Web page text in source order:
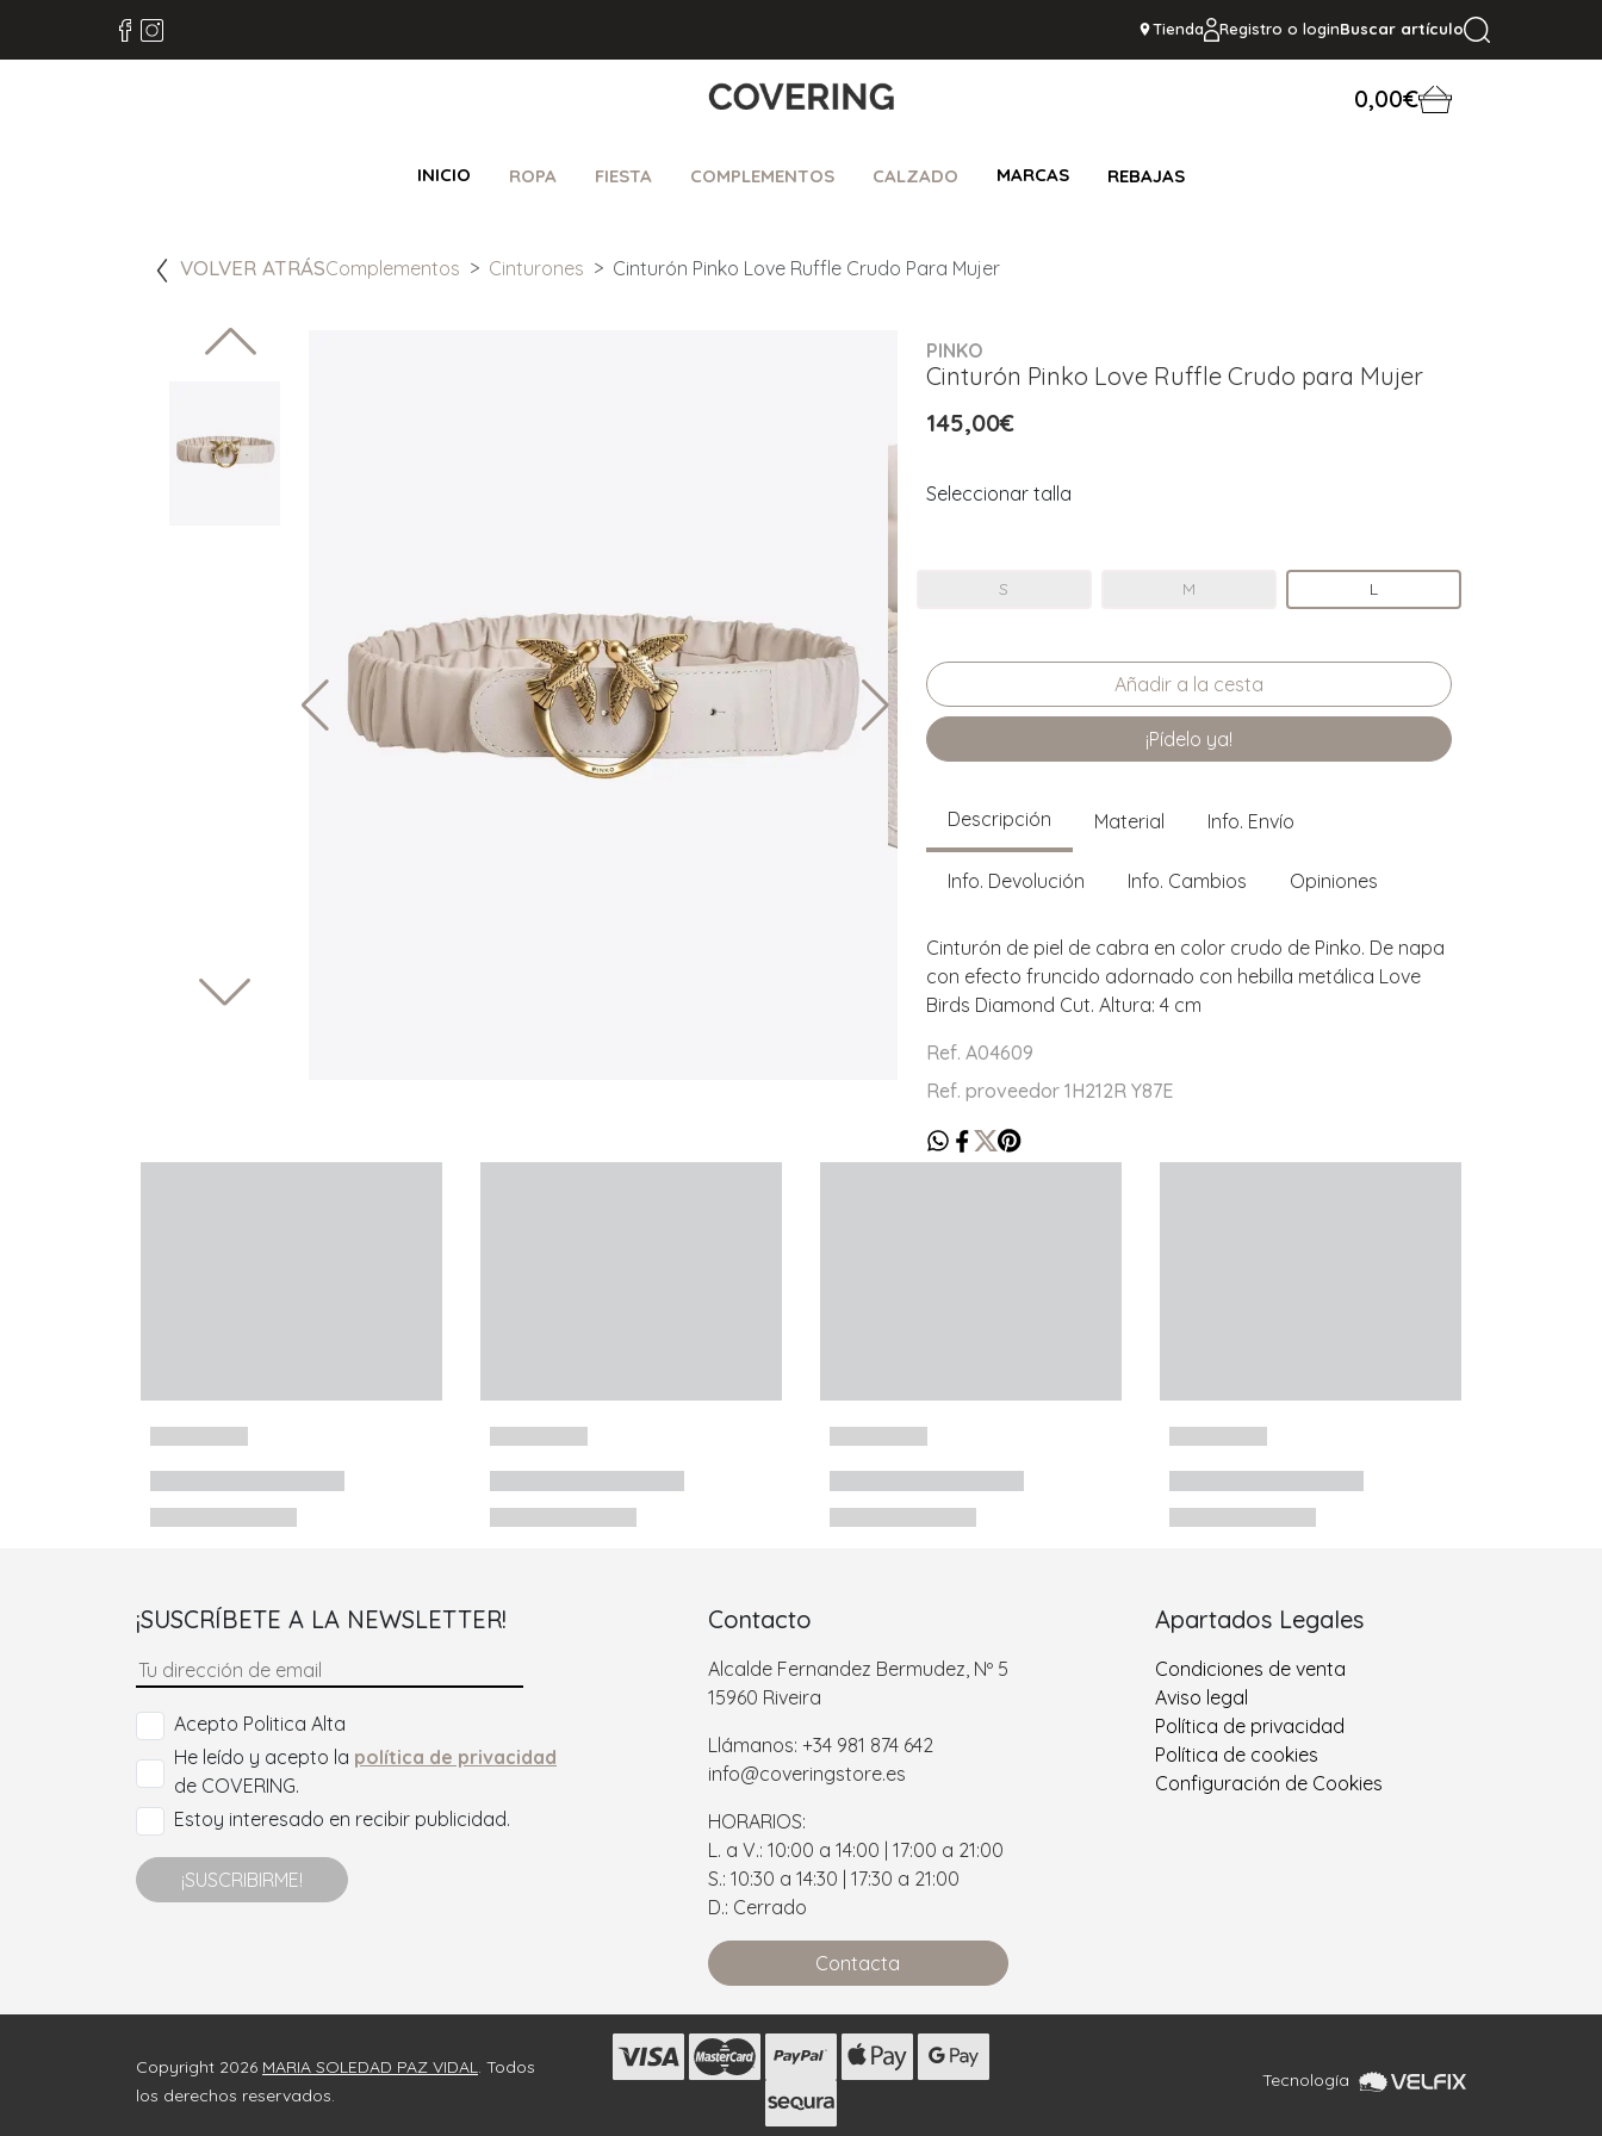
Tienda Registro o loginBuscar artículo
0,00€
INICIO ROPA FIESTA COMPLEMENTOS CALZADO MARCAS REBAJAS
VOLVER ATRÁSComplementos Cinturones Cinturón Pinko Love Ruffle Crudo Para Mujer
PINKO
Cinturón Pinko Love Ruffle Crudo para Mujer
145,00€
Seleccionar talla
S M L
¡Pídelo ya!
Descripción Material Info. Envío
Info. Devolución Info. Cambios Opiniones
Cinturón de piel de cabra en color crudo de Pinko. De napa
con efecto fruncido adornado con hebilla metálica Love
Birds Diamond Cut. Altura: 4 cm
Ref. A04609
Ref. proveedor 1H212R Y87E
¡SUSCRÍBETE A LA NEWSLETTER!
Acepto Politica Alta
He leído y acepto la política de privacidad
de COVERING.
Estoy interesado en recibir publicidad.
¡SUSCRIBIRME!
Contacto
Alcalde Fernandez Bermudez, Nº 5
15960 Riveira
Llámanos: +34 981 874 642
info@coveringstore.es
HORARIOS:
L. a V.: 10:00 a 14:00 | 17:00 a 21:00
S.: 10:30 a 14:30 | 17:30 a 21:00
D.: Cerrado
Contacta
Apartados Legales
Condiciones de venta
Aviso legal
Política de privacidad
Política de cookies
Configuración de Cookies
Copyright 2026 MARIA SOLEDAD PAZ VIDAL. Todos
los derechos reservados.
Tecnología